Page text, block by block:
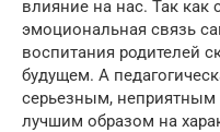
влияние на нас. Так
эмоциональная связь
воспитания родителей
будущем. А
серьезным, неприятным
лучшим образом на